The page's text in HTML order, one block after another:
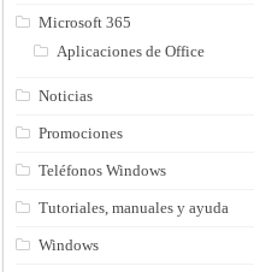
Microsoft 365
Aplicaciones de Office
Noticias
Promociones
Teléfonos Windows
Tutoriales, manuales y ayuda
Windows